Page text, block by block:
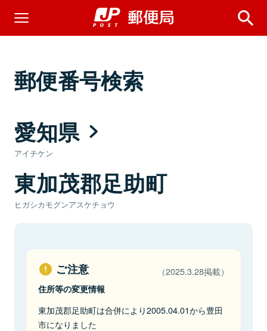
郵便番号検索
愛知県
アイチケン
東加茂郡足助町
ヒガシカモグンアスケチョウ
ご注意 （2025.3.28掲載）
住所等の変更情報
東加茂郡足助町は合併により2005.04.01から豊田
市になりました